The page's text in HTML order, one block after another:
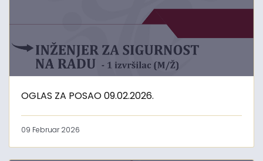
OGLAS ZA POSAO 09.02.2026.
09 Februar 2026